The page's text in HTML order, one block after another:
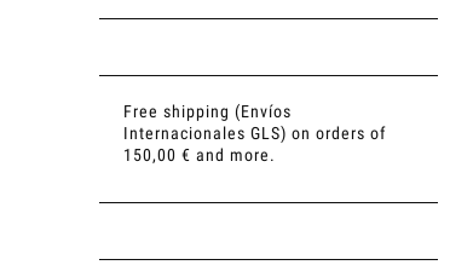
Free shipping (Envíos
Internacionales GLS) on orders of
150,00 € and more.